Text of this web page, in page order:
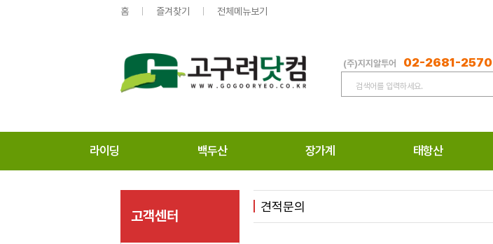
홈 즐겨찾기 전체메뉴보기
(주)지지알투어 02-2681-2570
라이딩 백두산 장가계 태항산
고객센터
견적문의